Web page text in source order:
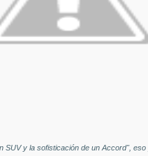
SUV y la sofisticación de un Accord",